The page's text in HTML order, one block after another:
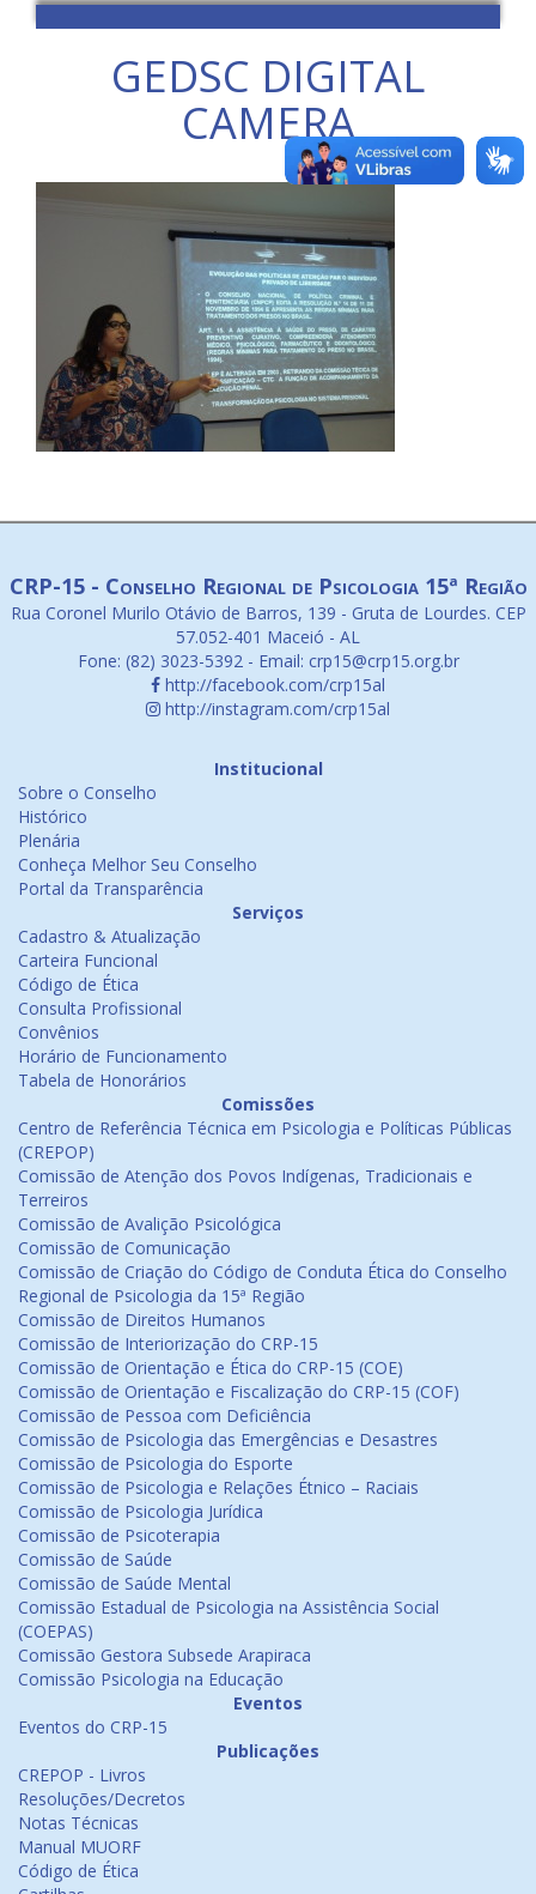
GEDSC DIGITAL
CAMERA
CRP-15 - Conselho Regional de Psicologia 15ª Região
Rua Coronel Murilo Otávio de Barros, 139 - Gruta de Lourdes. CEP
57.052-401 Maceió - AL
Fone: (82) 3023-5392 - Email: crp15@crp15.org.br
http://facebook.com/crp15al
http://instagram.com/crp15al
Institucional
Sobre o Conselho
Histórico
Plenária
Conheça Melhor Seu Conselho
Portal da Transparência
Serviços
Cadastro & Atualização
Carteira Funcional
Código de Ética
Consulta Profissional
Convênios
Horário de Funcionamento
Tabela de Honorários
Comissões
Centro de Referência Técnica em Psicologia e Políticas Públicas
(CREPOP)
Comissão de Atenção dos Povos Indígenas, Tradicionais e
Terreiros
Comissão de Avalição Psicológica
Comissão de Comunicação
Comissão de Criação do Código de Conduta Ética do Conselho
Regional de Psicologia da 15ª Região
Comissão de Direitos Humanos
Comissão de Interiorização do CRP-15
Comissão de Orientação e Ética do CRP-15 (COE)
Comissão de Orientação e Fiscalização do CRP-15 (COF)
Comissão de Pessoa com Deficiência
Comissão de Psicologia das Emergências e Desastres
Comissão de Psicologia do Esporte
Comissão de Psicologia e Relações Étnico – Raciais
Comissão de Psicologia Jurídica
Comissão de Psicoterapia
Comissão de Saúde
Comissão de Saúde Mental
Comissão Estadual de Psicologia na Assistência Social
(COEPAS)
Comissão Gestora Subsede Arapiraca
Comissão Psicologia na Educação
Eventos
Eventos do CRP-15
Publicações
CREPOP - Livros
Resoluções/Decretos
Notas Técnicas
Manual MUORF
Código de Ética